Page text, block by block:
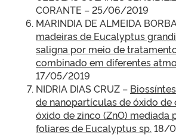
CORANTE – 25/06/2019
MARINDIA DE ALMEIDA
madeiras de Eucalyptus
saligna por meio de
combinado em diferentes
17/05/2019
NIDRIA DIAS CRUZ –
de nanopartículas de óxido de
óxido de zinco (ZnO) mediada
foliares de Eucalyptus sp. 18/